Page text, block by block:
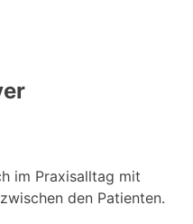
im Praxisalltag mit
den Patienten.